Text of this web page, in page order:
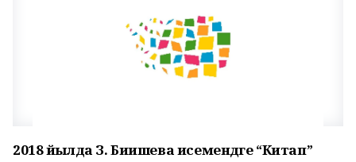
2018 йылда З. Биишева исемендәге “Китап”